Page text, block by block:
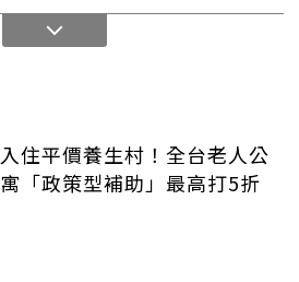
入住平價養生村！全台老人公
寓「政策型補助」最高打5折